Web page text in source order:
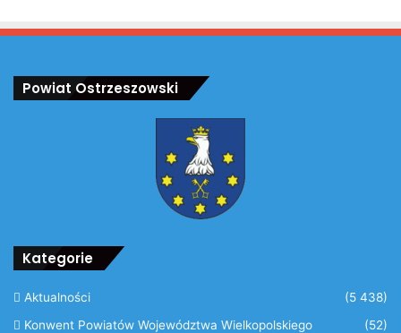
Powiat Ostrzeszowski
Kategorie
Aktualności
(5 438)
Konwent Powiatów Województwa Wielkopolskiego
(52)